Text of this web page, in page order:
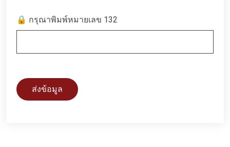
🔒 กรุณาพิมพ์หมายเลข 132
ส่งข้อมูล